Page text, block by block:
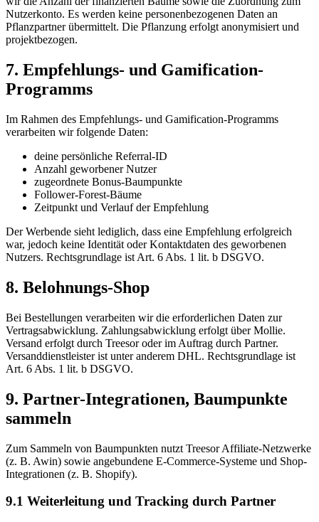
Nutzerkonto. Es werden keine personenbezogenen Daten an
Pflanzpartner übermittelt. Die Pflanzung erfolgt anonymisiert und
projektbezogen.
7. Empfehlungs- und Gamification-
Programms
Im Rahmen des Empfehlungs- und Gamification-Programms
verarbeiten wir folgende Daten:
deine persönliche Referral-ID
Anzahl geworbener Nutzer
zugeordnete Bonus-Baumpunkte
Follower-Forest-Bäume
Zeitpunkt und Verlauf der Empfehlung
Der Werbende sieht lediglich, dass eine Empfehlung erfolgreich
war, jedoch keine Identität oder Kontaktdaten des geworbenen
Nutzers. Rechtsgrundlage ist Art. 6 Abs. 1 lit. b DSGVO.
8. Belohnungs-Shop
Bei Bestellungen verarbeiten wir die erforderlichen Daten zur
Vertragsabwicklung. Zahlungsabwicklung erfolgt über Mollie.
Versand erfolgt durch Treesor oder im Auftrag durch Partner.
Versanddienstleister ist unter anderem DHL. Rechtsgrundlage ist
Art. 6 Abs. 1 lit. b DSGVO.
9. Partner-Integrationen, Baumpunkte
sammeln
Zum Sammeln von Baumpunkten nutzt Treesor Affiliate-Netzwerke
(z. B. Awin) sowie angebundene E-Commerce-Systeme und Shop-
Integrationen (z. B. Shopify).
9.1 Weiterleitung und Tracking durch Partner